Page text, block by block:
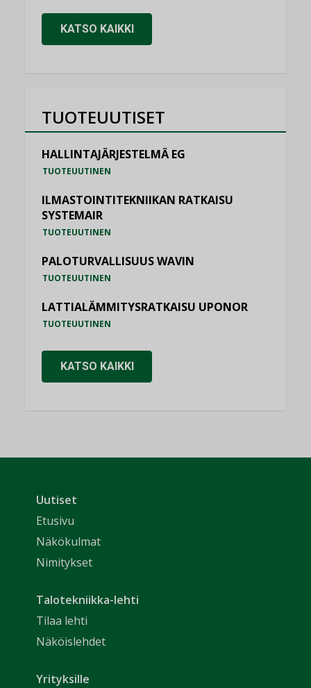
KATSO KAIKKI
TUOTEUUTISET
HALLINTAJÄRJESTELMÄ EG
TUOTEUUTINEN
ILMASTOINTITEKNIIKAN RATKAISU
SYSTEMAIR
TUOTEUUTINEN
PALOTURVALLISUUS WAVIN
TUOTEUUTINEN
LATTIALÄMMITYSRATKAISU UPONOR
TUOTEUUTINEN
KATSO KAIKKI
Uutiset
Etusivu
Näkökulmat
Nimitykset
Talotekniikka-lehti
Tilaa lehti
Näköislehdet
Yrityksille